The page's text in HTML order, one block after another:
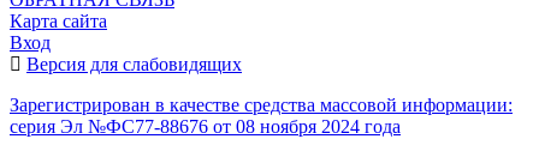
Карта сайта
Вход
Версия для слабовидящих
Зарегистрирован в качестве средства массовой информации:
серия Эл №ФС77-88676 от 08 ноября 2024 года